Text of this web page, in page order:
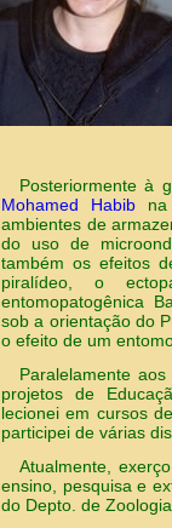
Posteriormente à
Mohamed Habib na
ambientes de
do uso de
também os efeitos
piralídeo, o
entomopatogênica
sob a orientação do
o efeito de um
Paralelamente
projetos de
lecionei em cursos
participei de várias
Atualmente,
ensino, pesquisa e
do Depto. de